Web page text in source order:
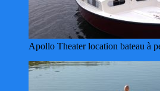
Apollo Theater location bateau à